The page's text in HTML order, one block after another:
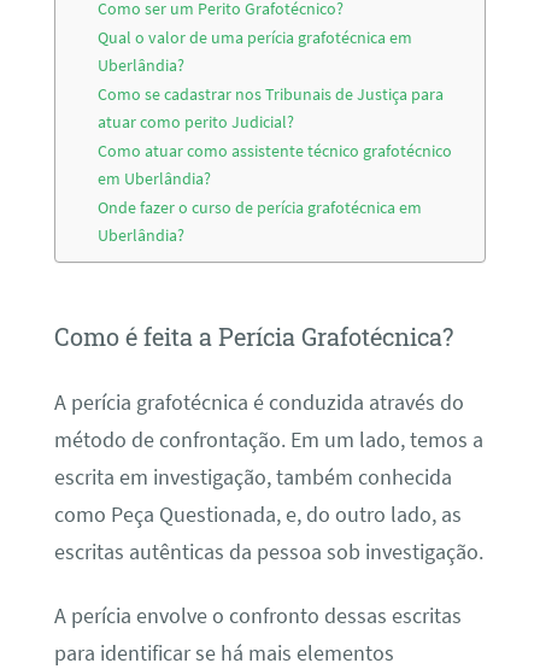
Como ser um Perito Grafotécnico?
Qual o valor de uma perícia grafotécnica em
Uberlândia?
Como se cadastrar nos Tribunais de Justiça para
atuar como perito Judicial?
Como atuar como assistente técnico grafotécnico
em Uberlândia?
Onde fazer o curso de perícia grafotécnica em
Uberlândia?
Como é feita a Perícia Grafotécnica?
A perícia grafotécnica é conduzida através do
método de confrontação. Em um lado, temos a
escrita em investigação, também conhecida
como Peça Questionada, e, do outro lado, as
escritas autênticas da pessoa sob investigação.
A perícia envolve o confronto dessas escritas
para identificar se há mais elementos